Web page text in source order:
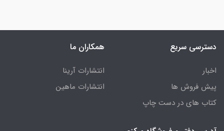
دسترسی سریع
اخبار
پیش فروش ها
کتاب های در دست چاپ
همکاران ما
انتشارات آرینا
انتشارات ماهین